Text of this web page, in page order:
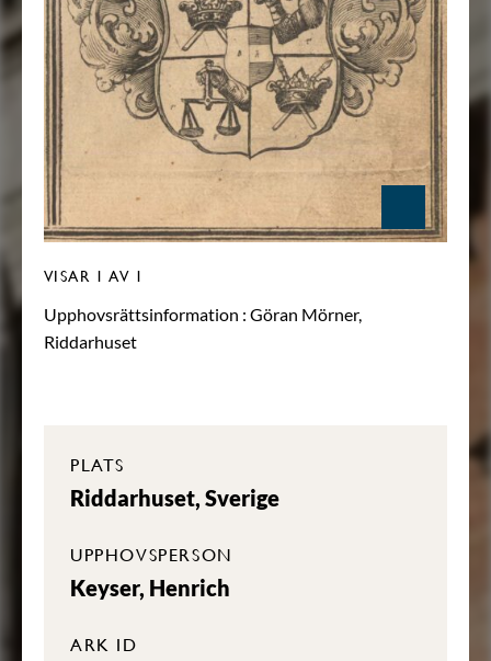
VISAR 1 AV 1
Upphovsrättsinformation : Göran Mörner,
Riddarhuset
PLATS
Riddarhuset, Sverige
UPPHOVSPERSON
Keyser, Henrich
ARK ID